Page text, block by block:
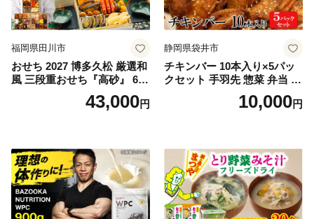
福岡県田川市
おせち 2027 博多久松 厳選和
風 三段重おせち『高砂』 6.5
寸 3段重 2～3人前 おせち料
理 重箱 お正月 冷凍おせち 縁
ち 本格おせち おせち予約 年
末 年始 お取り寄せ 新春 贅沢
おせち こだわりおせち 惣菜
老舗おせち ふるさと納税お
せち 御節 お節料理 正月 調理
不要 おせち料理2027
43,000円
静岡県袋井市
チキンバー 10本入り×5パッ
クセット 手羽先 惣菜 弁当 お
かず お酒 おつまみ ギフト キ
ャンプ アウトドア キャンプ
10,000円